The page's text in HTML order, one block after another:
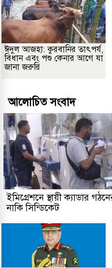
ঈদুল আজহা: কুরবানির তাৎপর্য,
বিধান এবং পশু কেনার আগে যা
জানা জরুরি
আলোচিত সংবাদ
ইমিগ্রেশনে স্থায়ী ক্যাডার
নাকি সিন্ডিকেট